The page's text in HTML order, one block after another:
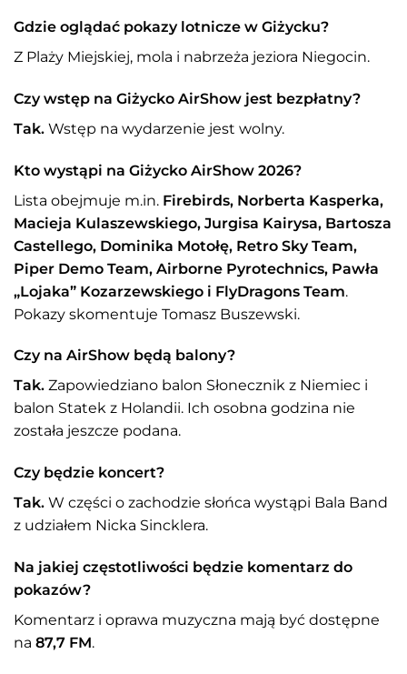
Gdzie oglądać pokazy lotnicze w Giżycku?
Z Plaży Miejskiej, mola i nabrzeża jeziora Niegocin.
Czy wstęp na Giżycko AirShow jest bezpłatny?
Tak. Wstęp na wydarzenie jest wolny.
Kto wystąpi na Giżycko AirShow 2026?
Lista obejmuje m.in. Firebirds, Norberta Kasperka,
Macieja Kulaszewskiego, Jurgisa Kairysa, Bartosza
Castellego, Dominika Motołę, Retro Sky Team,
Piper Demo Team, Airborne Pyrotechnics, Pawła
„Lojaka” Kozarzewskiego i FlyDragons Team.
Pokazy skomentuje Tomasz Buszewski.
Czy na AirShow będą balony?
Tak. Zapowiedziano balon Słonecznik z Niemiec i
balon Statek z Holandii. Ich osobna godzina nie
została jeszcze podana.
Czy będzie koncert?
Tak. W części o zachodzie słońca wystąpi Bala Band
z udziałem Nicka Sincklera.
Na jakiej częstotliwości będzie komentarz do
pokazów?
Komentarz i oprawa muzyczna mają być dostępne
na 87,7 FM.